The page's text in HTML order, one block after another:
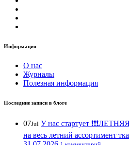
Информация
О нас
Журналы
Полезная информация
Последние записи в блоге
07Jul У нас стартует
на весь летний ассортимент